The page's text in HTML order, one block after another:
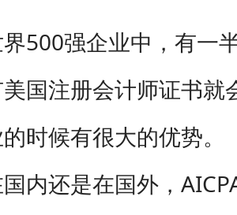
500强企业中，有一
国注册会计师证书就
时候有很大的优势。
内还是在国外，